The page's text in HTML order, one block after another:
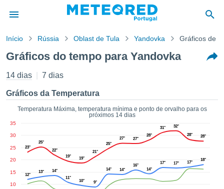
da
foi
por
para
que as
a este
das
e
forma
Início Rússia Oblast de Tula Yandovka Gráficos de
Gráficos do tempo para Yandovka
14 dias 7 dias
Gráficos da Temperatura
Temperatura Máxima, temperatura mínima e ponto de orvalho para os
próximos 14 dias
10
15
20
25
30
35
23°
25°
22°
19°
19°
21°
25°
27° 27°
28°
31°
32°
28°
28°
12°
13°
14°
11°
10° 9°
14° 14°
16°
14°
17° 17° 17°
18°